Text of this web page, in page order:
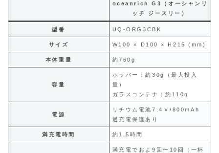
oceanrich G3（オーシャンリ
ッチ ジースリー）
型番 UQ-ORG3CBK
サイズ W100 × D100 × H215 (mm)
本体重量 約760g
容量
ホッパー：約30g（最大投入
量）
ガラスコンテナ：約110g
電源
リチウム電池7.4Ｖ/800mAh
過充電保護あり
満充電時間 約1.5時間
満充電でおよ9回〜10回（一杯